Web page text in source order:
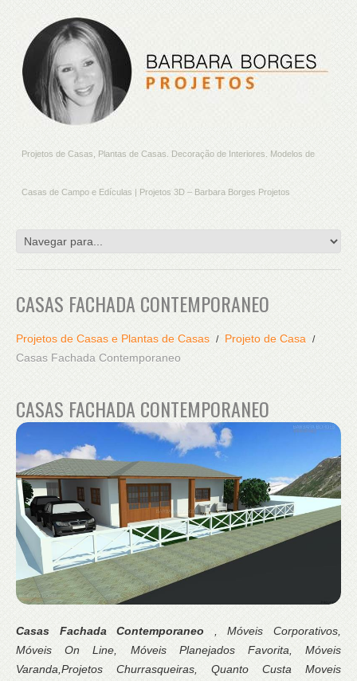
Projetos de Casas, Plantas de Casas. Decoração de Interiores. Modelos de
Casas de Campo e Edículas | Projetos 3D – Barbara Borges Projetos
CASAS FACHADA CONTEMPORANEO
Projetos de Casas e Plantas de Casas
Projeto de Casa
Casas Fachada Contemporaneo
CASAS FACHADA CONTEMPORANEO
Casas Fachada Contemporaneo , Móveis Corporativos,
Móveis On Line, Móveis Planejados Favorita, Móveis
Varanda,Projetos Churrasqueiras, Quanto Custa Moveis